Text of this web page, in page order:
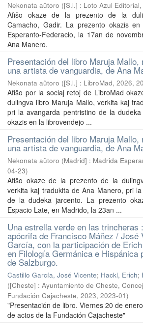
Nekonata aŭtoro ([S.l.] : Loto Azul
Afiŝo okaze de la prezento de la
Camacho, Gadir. La prezento okazis
Esperanto-Federacio, la 17an de
Ana Manero.
Presentación del libro Maruja Mallo,
una artista de vanguardia, de Ana
Nekonata aŭtoro ([S.l.] : LibroMad, 2026,
Afiŝo por la sociaj retoj de LibroMad
dulingva libro Maruja Mallo, verkita kaj
pri la avangarda pentristino de la
okazis en la librovendejo ...
Presentación del libro Maruja Mallo,
una artista de vanguardia, de Ana
Nekonata aŭtoro (Madrid] : Madrida
04-23)
Afiŝo okaze de la prezento de la
verkita kaj tradukita de Ana Manero, pri
de la dudeka jarcento. La prezento
Espacio Late, en Madrido, la 23an ...
Una estrella verde en las trincheras
apócrifa de Francisco Máñez / José
García, con la participación de
en Filología Germánica e Hispánica
de Salzburgo.
Castillo García, José Vicente; Hackl, Erich;
([Cheste] : Ayuntamiento de Cheste,
Fundación Cajacheste, 2023, 2023-01)
"Presentación de libro. Viernes 20 de
de actos de la Fundación Cajacheste"